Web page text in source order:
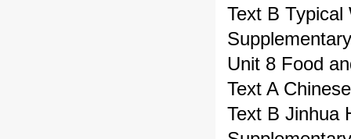
Text B
Unit 8 Food
Text A
Text B Jinhua